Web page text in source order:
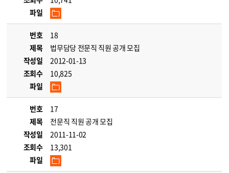
파일
번호
18
제목
법무담당 전문직 직원 공개 모집
작성일
2012-01-13
조회수
10,825
파일
번호
17
제목
전문직 직원 공개 모집
작성일
2011-11-02
조회수
13,301
파일